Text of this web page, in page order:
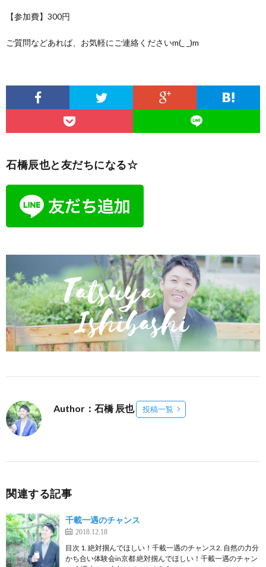
【参加費】300円
ご質問などあれば、お気軽にご連絡くださいm(_ _)m
石橋辰也と友だちになる☆
Author：石橋 辰也 投稿一覧
関連する記事
千載一遇のチャンス
2018.12.18
目次 1. 絶対掴んでほしい！千載一遇のチャンス2. 自然の力分
かち合い体験会in京都 絶対掴んでほしい！千載一遇のチャン